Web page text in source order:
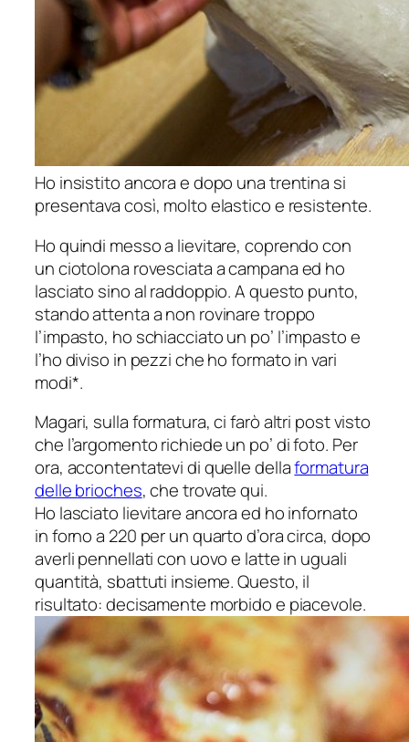
Ho insistito ancora e dopo una trentina si
presentava così, molto elastico e resistente.
Ho quindi messo a lievitare, coprendo con
un ciotolona rovesciata a campana ed ho
lasciato sino al raddoppio. A questo punto,
stando attenta a non rovinare troppo
l’impasto, ho schiacciato un po’ l’impasto e
l’ho diviso in pezzi che ho formato in vari
modi*.
Magari, sulla formatura, ci farò altri post visto
che l’argomento richiede un po’ di foto. Per
ora, accontentatevi di quelle dellaformatura
delle brioches, che trovate qui.
Ho lasciato lievitare ancora ed ho infornato
in forno a 220 per un quarto d’ora circa, dopo
averli pennellati con uovo e latte in uguali
quantità, sbattuti insieme. Questo, il
risultato: decisamente morbido e piacevole.